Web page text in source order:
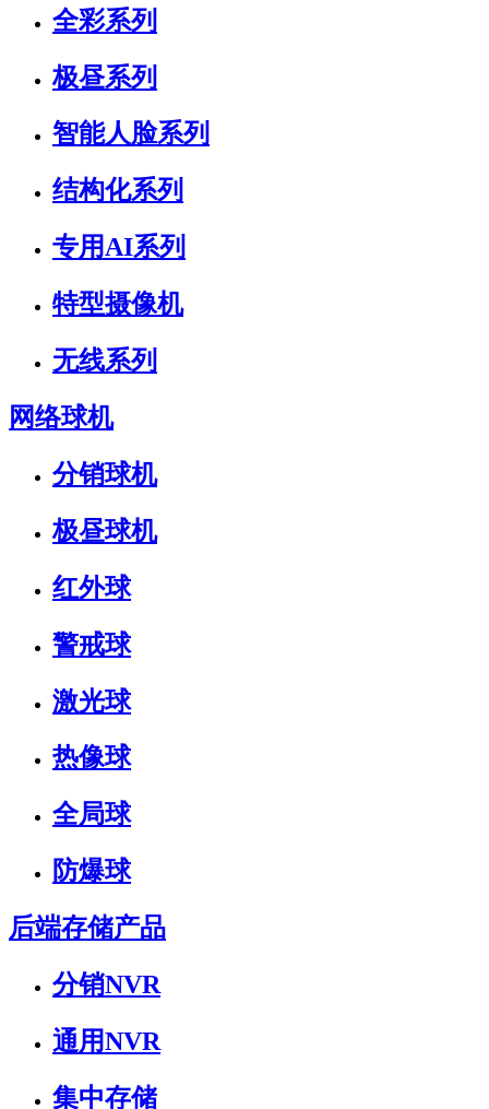
全彩系列
极昼系列
智能人脸系列
结构化系列
专用AI系列
特型摄像机
无线系列
网络球机
分销球机
极昼球机
红外球
警戒球
激光球
热像球
全局球
防爆球
后端存储产品
分销NVR
通用NVR
集中存储